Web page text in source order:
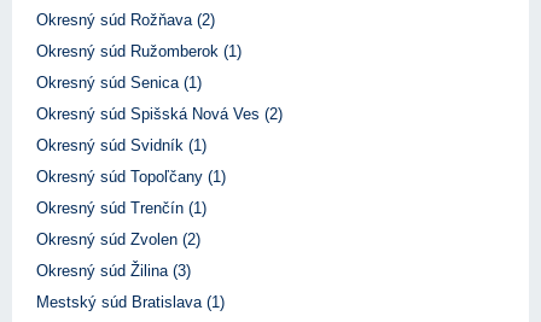
Okresný súd Rožňava (2)
Okresný súd Ružomberok (1)
Okresný súd Senica (1)
Okresný súd Spišská Nová Ves (2)
Okresný súd Svidník (1)
Okresný súd Topoľčany (1)
Okresný súd Trenčín (1)
Okresný súd Zvolen (2)
Okresný súd Žilina (3)
Mestský súd Bratislava (1)